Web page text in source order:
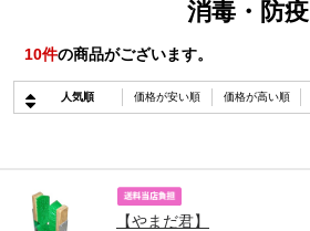
消毒・防疫
10件の商品がございます。
人気順 価格が安い順 価格が高い順
【やまだ君】